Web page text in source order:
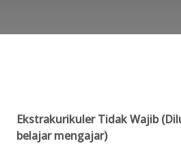
Ekstrakurikuler Tidak Wajib
belajar mengajar)